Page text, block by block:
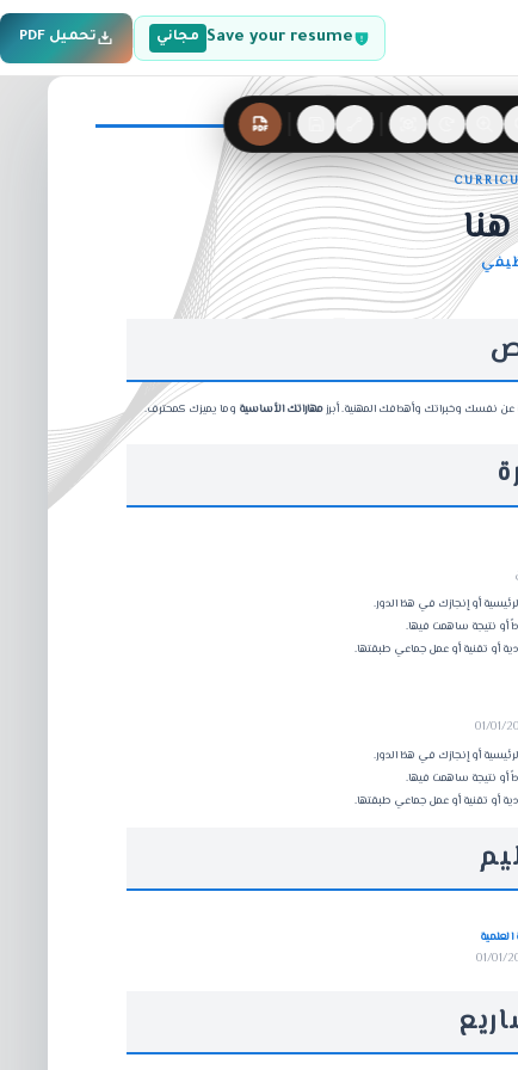
Save your resume مجاني تحميل PDF